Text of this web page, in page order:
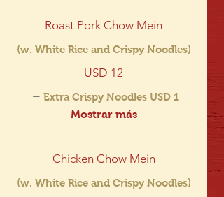
Roast Pork Chow Mein
(w. White Rice and Crispy Noodles)
USD 12
Extra Crispy Noodles USD 1
Mostrar más
Chicken Chow Mein
(w. White Rice and Crispy Noodles)